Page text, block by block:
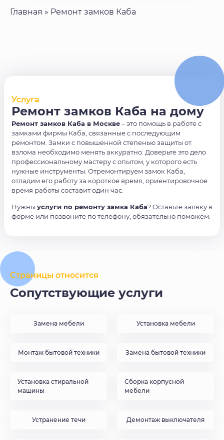
Главная » Ремонт замков Каба
Услуга
Ремонт замков Каба на дому
Ремонт замков Каба в Москве– это помощь в работе с
замками фирмы Каба, связанные с последующим
ремонтом. Замки с повышенной степенью защиты от
взлома необходимо менять аккуратно. Доверьте это дело
профессиональному мастеру с опытом, у которого есть
нужные инструменты. Отремонтируем замок Каба,
отладим его работу за короткое время, ориентировочное
время работы составит один час.
Нужны услуги по ремонту замка Каба? Оставьте заявку в
форме или позвоните по телефону, обязательно поможем.
Страницы относится
Сопутствующие услуги
Замена мебели Установка мебели
Монтаж бытовой техники Замена бытовой техники
Установка стиральной
машины
Сборка корпусной
мебели
Устранение течи Демонтаж выключателя